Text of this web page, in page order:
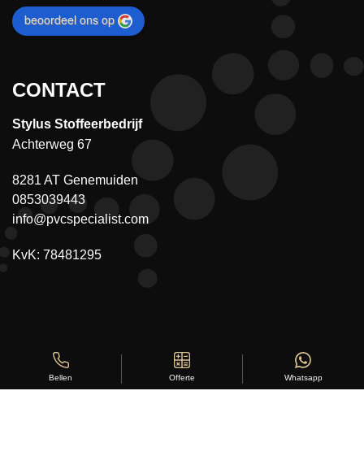
beoordeel ons op
CONTACT
Stylus Stoffeerbedrijf
Achterweg 67
8281 AT Genemuiden
0853039443
info@pvcspecialist.com
KvK: 78481295
Bellen Offerte Whatsapp